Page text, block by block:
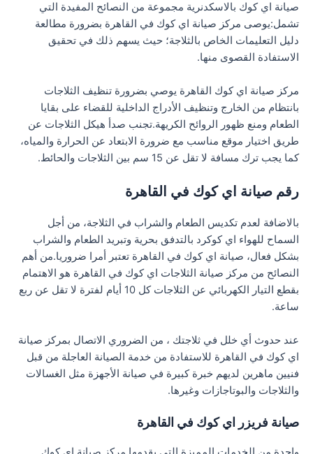
صيانة اي كوك بالاسكدنرية مجموعة من النصائح المفيدة التي
تشمل:يوصى مركز صيانة اي كوك في القاهرة بضرورة مطالعة
دليل التعليمات الخاص بالثلاجة؛ حيث يسهم ذلك في تحقيق
الاستفادة القصوى منها.
مركز صيانة اي كوك القاهرة يوصي بضرورة تنظيف الثلاجات
بانتظام من الخارج وتنظيف الأدراج الداخلية للقضاء على بقايا
الطعام ومنع ظهور الروائح الكريهة.تجنب صدأ هيكل الثلاجات عن
طريق اختيار موقع مناسب مع ضرورة الابتعاد عن الحرارة والمياه،
كما يجب ترك مسافة لا تقل عن 15 سم بين الثلاجات والحائط.
رقم صيانة اي كوك في القاهرة
بالاضافة لعدم تكديس الطعام والشراب في الثلاجة، من أجل
السماح للهواء اي كوكرد بالتدفق بحرية وتبريد الطعام والشراب
بشكل فعال، صيانة اي كوك في القاهرة تعتبر أمرا ضروريا.من أهم
النصائح من مركز صيانة الثلاجات اي كوك في القاهرة هو الاهتمام
بقطع التيار الكهربائي عن الثلاجات كل 10 أيام لفترة لا تقل عن ربع
ساعة.
عند حدوث أي خلل في ثلاجتك ، من الضروري الاتصال بمركز صيانة
اي كوك في القاهرة للاستفادة من خدمة الصيانة العاجلة من قبل
فنيين ماهرين لديهم خبرة كبيرة في صيانة الأجهزة مثل الغسالات
والثلاجات والبوتاجازات وغيرها.
صيانة فريزر اي كوك في القاهرة